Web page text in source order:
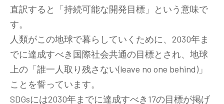
直訳すると「持続可能な開発目標」という意味で
す。
人類がこの地球で暮らしていくために、2030年ま
でに達成すべき国際社会共通の目標とされ、地球
上の「誰一人取り残さない(leave no one behind)」
ことを誓っています。
SDGsには2030年までに達成すべき17の目標が掲げ